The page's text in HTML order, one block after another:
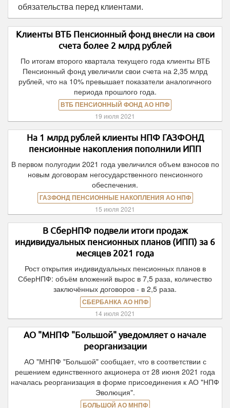
обязательства перед клиентами.
Клиенты ВТБ Пенсионный фонд внесли на свои
счета более 2 млрд рублей
По итогам второго квартала текущего года клиенты ВТБ
Пенсионный фонд увеличили свои счета на 2,35 млрд
рублей, что на 10% превышает показатели аналогичного
периода прошлого года.
ВТБ ПЕНСИОННЫЙ ФОНД АО НПФ
19 июля 2021
На 1 млрд рублей клиенты НПФ ГАЗФОНД
пенсионные накопления пополнили ИПП
В первом полугодии 2021 года увеличился объем взносов по
новым договорам негосударственного пенсионного
обеспечения.
ГАЗФОНД ПЕНСИОННЫЕ НАКОПЛЕНИЯ АО НПФ
15 июля 2021
В СберНПФ подвели итоги продаж
индивидуальных пенсионных планов (ИПП) за 6
месяцев 2021 года
Рост открытия индивидуальных пенсионных планов в
СберНПФ: объём вложений вырос в 7,5 раза, количество
заключённых договоров - в 2,5 раза.
СБЕРБАНКА АО НПФ
14 июля 2021
АО "МНПФ "Большой" уведомляет о начале
реорганизации
АО "МНПФ "Большой" сообщает, что в соответствии с
решением единственного акционера от 28 июня 2021 года
началась реорганизация в форме присоединения к АО "НПФ
Эволюция".
БОЛЬШОЙ АО МНПФ